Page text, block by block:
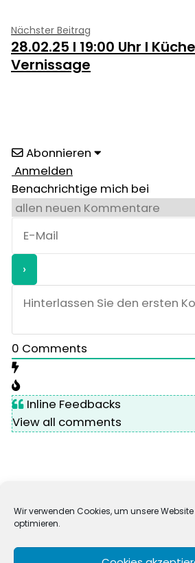
Wir verwenden Cookies, um unsere
optimieren.
Nächster Beitrag
Beitrag:
28.02.25 I 19:00 Uhr I
Vernissage
Abonnieren
Anmelden
Benachrichtige mich bei
0 Comments
Inline Feedbacks
View all comments
Impressum